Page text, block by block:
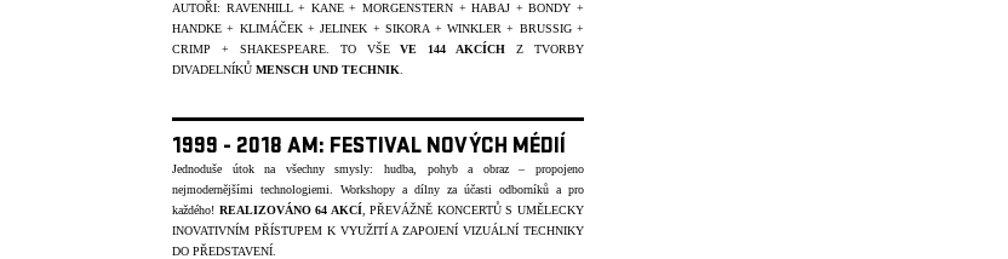
AUTOŘI: RAVENHILL + KANE + MORGENSTERN + HABAJ + BONDY +
HANDKE + KLIMÁČEK + JELINEK + SIKORA + WINKLER + BRUSSIG +
CRIMP + SHAKESPEARE. TO VŠEVE 144 AKCÍCH Z TVORBY
DIVADELNÍKŮ MENSCH UND TECHNIK
1999 - 2018 AM: FESTIVAL NOVÝCH MÉDIÍ
Jednoduše útok na všechny smysly: hudba, pohyb a obraz – propojeno
nejmodernějšími technologiemi. Workshopy a dílny za účasti odborníků a pro
každého! REALIZOVÁNO 64 AKCÍ, PŘEVÁŽNĚ KONCERTŮ S UMĚLECKY
INOVATIVNÍM PŘÍSTUPEM K VYUŽITÍ A ZAPOJENÍ VIZUÁLNÍ TECHNIKY
DO PŘEDSTAVENÍ.